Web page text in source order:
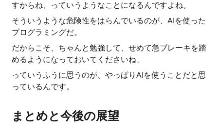
すからね、っていうようなことになるんですよね。
そういうような危険性をはらんでいるのが、AIを使った
プログラミングだ。
だからこそ、ちゃんと勉強して、せめて急ブレーキを踏
めるようになっておいてくださいね、
っていうふうに思うのが、やっぱりAIを使うことだと思
っているんです。
まとめと今後の展望